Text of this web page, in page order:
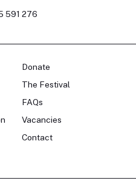
591 276
Donate
The Festival
FAQs
Vacancies
Contact